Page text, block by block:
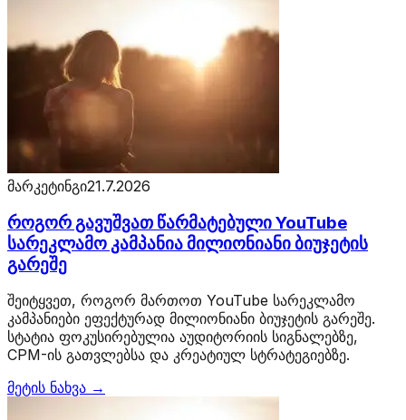
მარკეტინგი21.7.2026
როგორ გავუშვათ წარმატებული YouTube
სარეკლამო კამპანია მილიონიანი ბიუჯეტის
გარეშე
შეიტყვეთ, როგორ მართოთ YouTube სარეკლამო
კამპანიები ეფექტურად მილიონიანი ბიუჯეტის გარეშე.
სტატია ფოკუსირებულია აუდიტორიის სიგნალებზე,
CPM-ის გათვლებსა და კრეატიულ სტრატეგიებზე.
მეტის ნახვა →